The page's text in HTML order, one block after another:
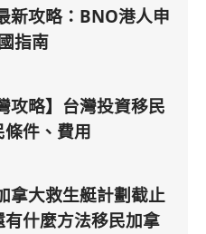
新攻略：BNO港人申
指南
攻略】台灣投資移民
件、費用
拿大救生艇計劃截止
有什麼方法移民加拿